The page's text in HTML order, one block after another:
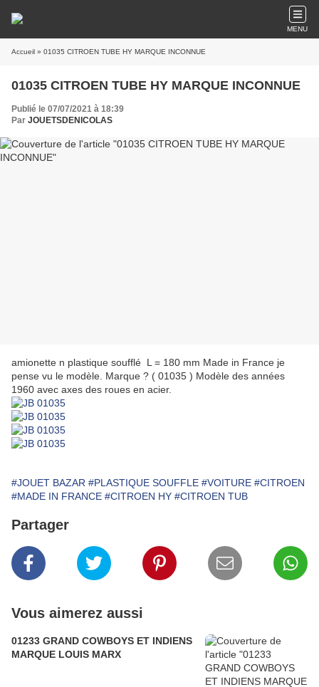
MENU
Accueil » 01035 CITROEN TUBE HY MARQUE INCONNUE
01035 CITROEN TUBE HY MARQUE INCONNUE
Publié le 07/07/2021 à 18:39
Par JOUETSDENICOLAS
amionette n plastique soufflé L = 180 mm Made in France je
pense vu le modèle. Marque ? ( 01035 ) Modèle des années
1960 avec axes des roues en acier.
#JOUET BAZAR #PLASTIQUE SOUFFLE #VOITURE #CITROEN
#MADE IN FRANCE #CITROEN HY #CITROEN TUB
Partager
Vous aimerez aussi
01233 GRAND COWBOYS ET INDIENS
MARQUE LOUIS MARX